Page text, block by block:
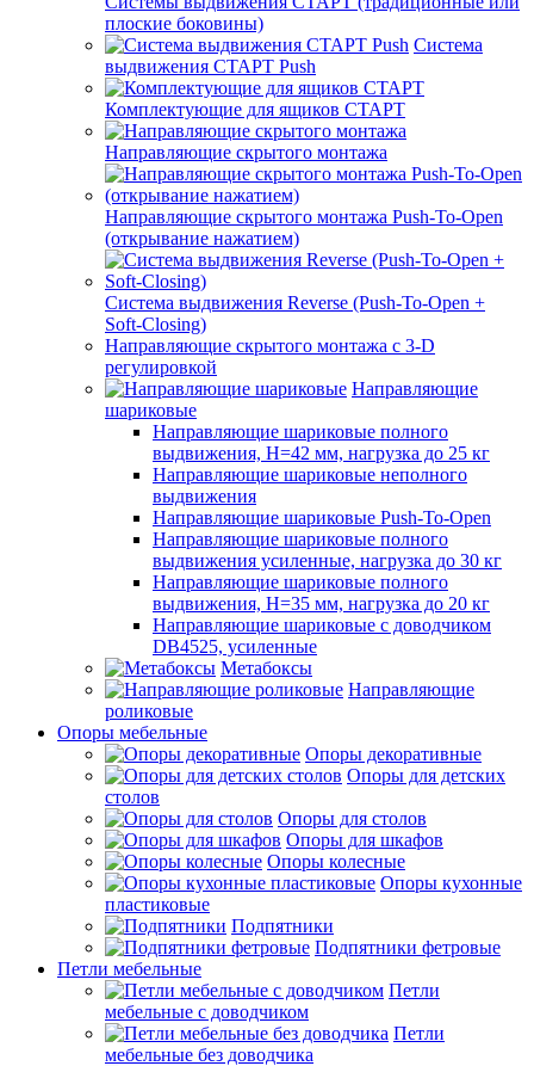
плоские боковины)
Система
выдвижения СТАРТ Push
Комплектующие для ящиков СТАРТ
Направляющие скрытого монтажа
Направляющие скрытого монтажа Push-To-Open
(открывание нажатием)
Система выдвижения Reverse (Push-To-Open +
Soft-Closing)
Направляющие скрытого монтажа с 3-D
регулировкой
Направляющие
шариковые
Направляющие шариковые полного
выдвижения, H=42 мм, нагрузка до 25 кг
Направляющие шариковые неполного
выдвижения
Направляющие шариковые Push-To-Open
Направляющие шариковые полного
выдвижения усиленные, нагрузка до 30 кг
Направляющие шариковые полного
выдвижения, H=35 мм, нагрузка до 20 кг
Направляющие шариковые с доводчиком
DB4525, усиленные
Метабоксы
Направляющие
роликовые
Опоры мебельные
Опоры декоративные
Опоры для детских
столов
Опоры для столов
Опоры для шкафов
Опоры колесные
Опоры кухонные
пластиковые
Подпятники
Подпятники фетровые
Петли мебельные
Петли
мебельные с доводчиком
Петли
мебельные без доводчика